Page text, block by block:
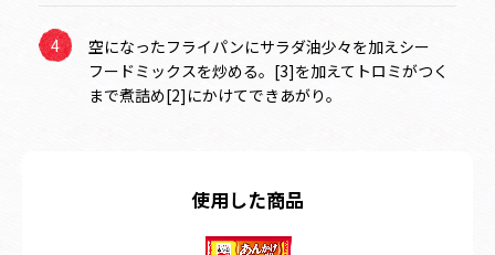
空になったフライパンにサラダ油少々を加えシー
フードミックスを炒める。[3]を加えてトロミがつく
まで煮詰め[2]にかけてできあがり。
使用した商品